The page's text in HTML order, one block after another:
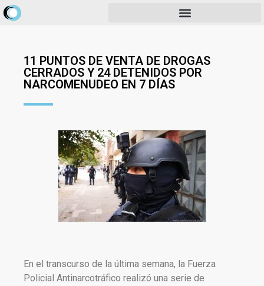
11 PUNTOS DE VENTA DE DROGAS
CERRADOS Y 24 DETENIDOS POR
NARCOMENUDEO EN 7 DÍAS
En el transcurso de la última semana, la Fuerza
Policial Antinarcotráfico realizó una serie de